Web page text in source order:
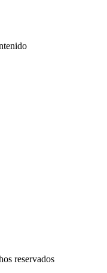
reservados